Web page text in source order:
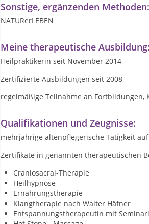
Sonstige, ergänzenden Methoden:
NATURerLEBEN
Meine therapeutische Ausbildung:
Heilpraktikerin seit November 2014
Zertifizierte Ausbildungen seit 2008
regelmäßige Teilnahme an Fortbildungen,
Qualifikationen und Zeugnisse:
mehrjährige altenpflegerische Tätigkeit
Zertifikate in genannten therapeutischen
Craniosacral-Therapie
Heilhypnose
Ernährungstherapie
Klangtherapie nach Walter Häfner
Entspannungstherapeutin mit